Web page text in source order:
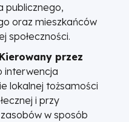
publicznego,
oraz mieszkańców
społeczności.
przez
interwencja
lokalnej tożsamości
i przy
w sposób